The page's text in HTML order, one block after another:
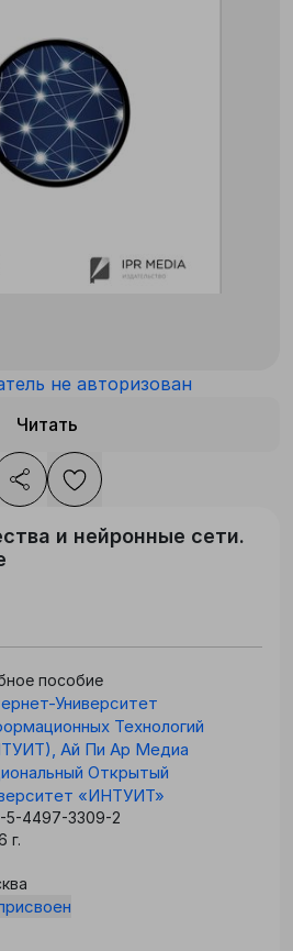
не авторизован
Читать
и нейронные сети.
пособие
Университет
Технологий
Ай Пи Ар Медиа
Открытый
«ИНТУИТ»
5-4497-3309-2
г.